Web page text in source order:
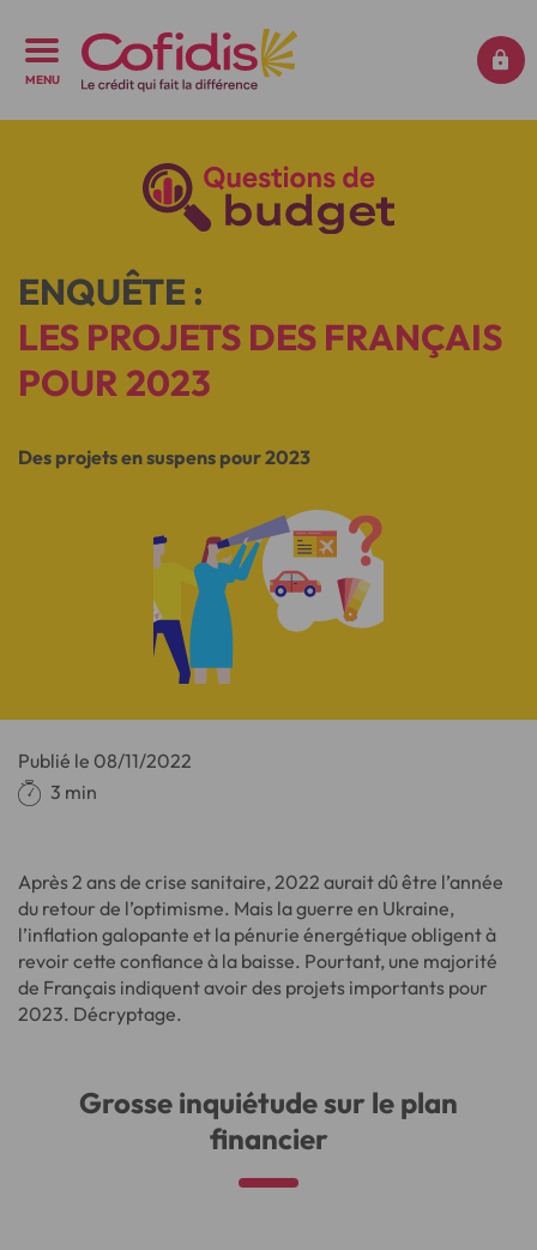
MENU
ENQUÊTE :
LES PROJETS DES FRANÇAIS
POUR 2023
Des projets en suspens pour 2023
Publié le 08/11/2022
3 min
Après 2 ans de crise sanitaire, 2022 aurait dû être l’année
du retour de l’optimisme. Mais la guerre en Ukraine,
l’inflation galopante et la pénurie énergétique obligent à
revoir cette confiance à la baisse. Pourtant, une majorité
de Français indiquent avoir des projets importants pour
2023. Décryptage.
Grosse inquiétude sur le plan
financier